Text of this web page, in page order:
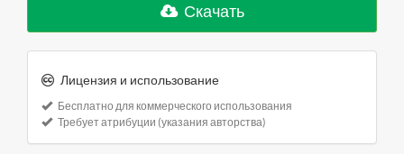
Скачать
Лицензия и использование
Бесплатно для коммерческого использования
Требует атрибуции (указания авторства)